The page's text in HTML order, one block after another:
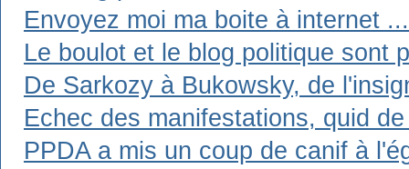
Envoyez moi ma boite à internet
Le boulot et le blog politique sont
De Sarkozy à Bukowsky, de
Echec des manifestations, quid
PPDA a mis un coup de canif à